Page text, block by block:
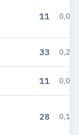
11
33
11
28